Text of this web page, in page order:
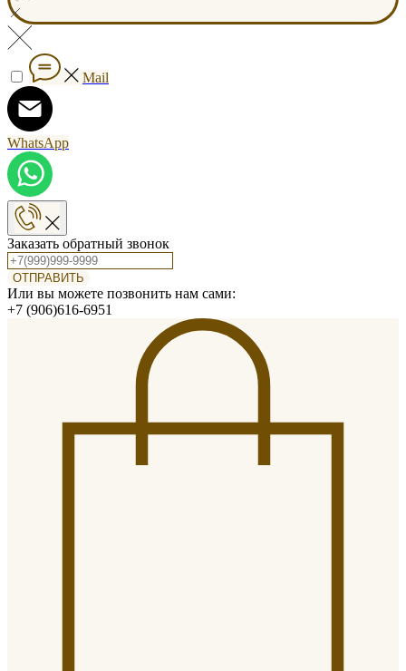
Mail
WhatsApp
Заказать обратный звонок
ОТПРАВИТЬ
Или вы можете позвонить нам сами:
+7 (906)616-6951